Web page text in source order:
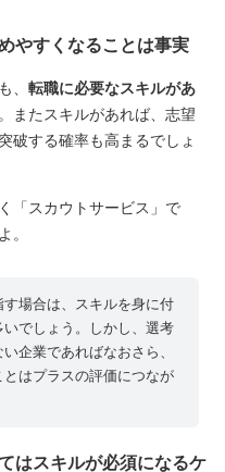
やすくなることは事実
、 転職に必要なスキルがあ
。またスキルがあれば、志望
破する確率も高まるでしょ
「スカウトサービス」で
。
場合は、スキルを身に付
でしょう。しかし、選考
企業であればなおさら、
はプラスの評価につなが
はスキルが必須になるケ